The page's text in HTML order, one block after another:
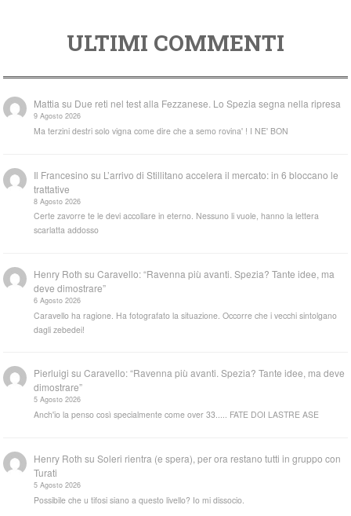
ULTIMI COMMENTI
Mattia su Due reti nel test alla Fezzanese. Lo Spezia segna nella ripresa
9 Agosto 2026
Ma terzini destri solo vigna come dire che a semo rovina' ! I NE' BON
Il Francesino su L’arrivo di Stillitano accelera il mercato: in 6 bloccano le
trattative
8 Agosto 2026
Certe zavorre te le devi accollare in eterno. Nessuno li vuole, hanno la lettera
scarlatta addosso
Henry Roth suCaravello: “Ravenna più avanti. Spezia? Tante idee, ma
deve dimostrare”
6 Agosto 2026
Caravello ha ragione. Ha fotografato la situazione. Occorre che i vecchi sintolgano
dagli zebedei!
Pierluigi suCaravello: “Ravenna più avanti. Spezia? Tante idee, ma deve
dimostrare”
5 Agosto 2026
Anch'io la penso così specialmente come over 33..... FATE DOI LASTRE ASE
Henry Roth suSoleri rientra (e spera), per ora restano tutti in gruppo con
Turati
5 Agosto 2026
Possibile che u tifosi siano a questo livello? Io mi dissocio.